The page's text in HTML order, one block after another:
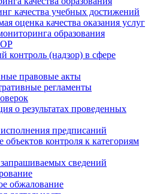
качества учебных достижений
оценка качества оказания услуг
образования
контроль (надзор) в сфере
правовые акты
регламенты
о результатах проведенных
предписаний
объектов контроля к категориям
сведений
обжалование